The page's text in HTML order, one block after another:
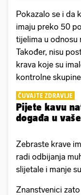
Pokazalo se i da
imaju preko 50
tijelima u odnosu
Također, nisu
krava koje su
kontrolne
ČUVAJTE ZDRAVLJE
Pijete kavu
događa u
Zebraste krave
radi odbijanja
slijetale i manje
Znanstvenici